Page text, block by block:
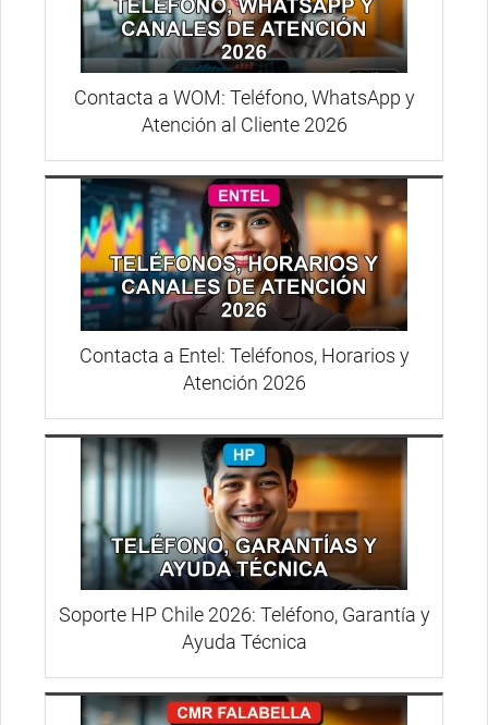
Contacta a WOM: Teléfono, WhatsApp y
Atención al Cliente 2026
Contacta a Entel: Teléfonos, Horarios y
Atención 2026
Soporte HP Chile 2026: Teléfono, Garantía y
Ayuda Técnica